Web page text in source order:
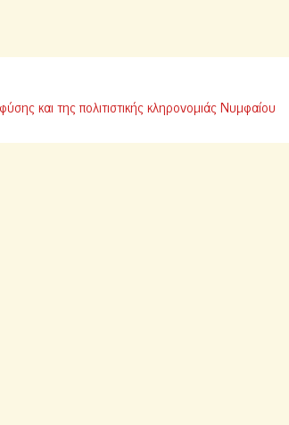
και της πολιτιστικής κληρονομιάς Νυμφαίου